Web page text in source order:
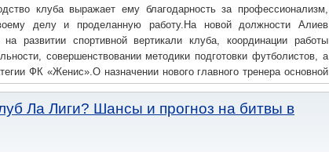
клуба выражает ему благодарность за профессионализм,
делу и проделанную работу.На новой должности Алиев
на развитии спортивной вертикали клуба, координации работы
совершенствовании методики подготовки футболистов, а
ФК «Женис».О назначении нового главного тренера основной
Алиев возглавлял столичный клуб с конца 2025 года.
Ла Лиги? Шансы и прогноз на битвы в